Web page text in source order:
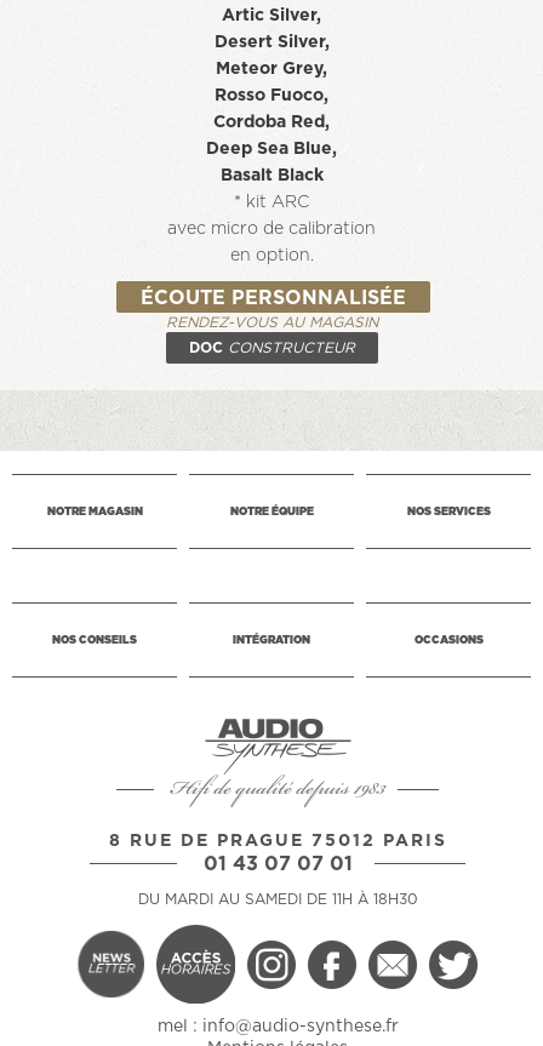
Artic Silver,
Desert Silver,
Meteor Grey,
Rosso Fuoco,
Cordoba Red,
Deep Sea Blue,
Basalt Black
* kit ARC
avec micro de calibration
en option.
ÉCOUTE PERSONNALISÉE
RENDEZ-VOUS AU MAGASIN
DOC CONSTRUCTEUR
NOTRE MAGASIN NOTRE ÉQUIPE NOS SERVICES
NOS CONSEILS INTÉGRATION OCCASIONS
Hifi de qualité depuis 1983
8 RUE DE PRAGUE 75012 PARIS
01 43 07 07 01
DU MARDI AU SAMEDI DE 11H À 18H30
mel : info@audio-synthese.fr